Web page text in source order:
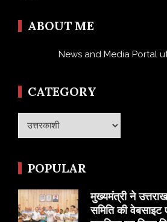
ABOUT ME
News and Media Portal
CATEGORY
Category
POPULAR
मुख्यमंत्री ने
समिति की वेबसाइट